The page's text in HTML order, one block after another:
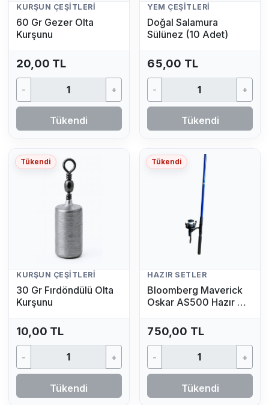
KURŞUN ÇEŞITLERI
60 Gr Gezer Olta
Kurşunu
20,00 TL
- +
Tükendi
YEM ÇEŞITLERI
Doğal Salamura
Sülünez (10 Adet)
65,00 TL
- +
Tükendi
Tükendi
KURŞUN ÇEŞITLERI
30 Gr Fırdöndülü Olta
Kurşunu
10,00 TL
- +
Tükendi
Tükendi
HAZIR SETLER
Bloomberg Maverick
Oskar AS500 Hazır Av
GR)
750,00 TL
- +
Tükendi